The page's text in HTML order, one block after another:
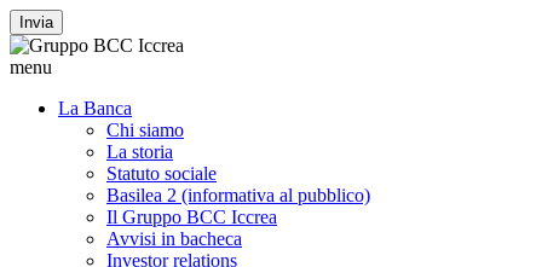
Invia
menu
La Banca
Chi siamo
La storia
Statuto sociale
Basilea 2 (informativa al pubblico)
Il Gruppo BCC Iccrea
Avvisi in bacheca
Investor relations